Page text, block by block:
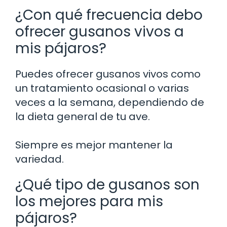
¿Con qué frecuencia debo
ofrecer gusanos vivos a
mis pájaros?
Puedes ofrecer gusanos vivos como
un tratamiento ocasional o varias
veces a la semana, dependiendo de
la dieta general de tu ave.
Siempre es mejor mantener la
variedad.
¿Qué tipo de gusanos son
los mejores para mis
pájaros?